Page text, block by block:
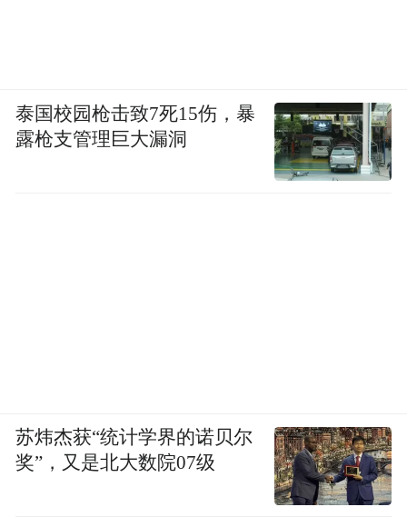
泰国校园枪击致7死15伤，暴
露枪支管理巨大漏洞
苏炜杰获“统计学界的诺贝尔
奖”，又是北大数院07级